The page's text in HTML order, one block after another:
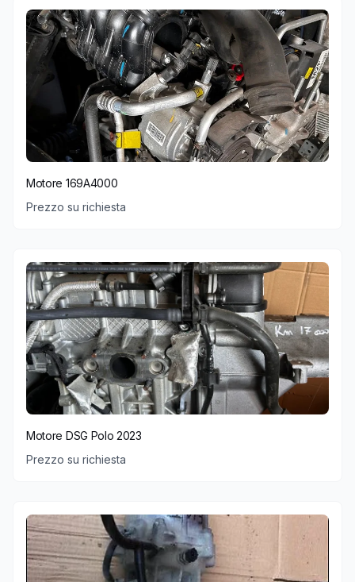
Motore 169A4000
Prezzo su richiesta
Motore DSG Polo 2023
Prezzo su richiesta